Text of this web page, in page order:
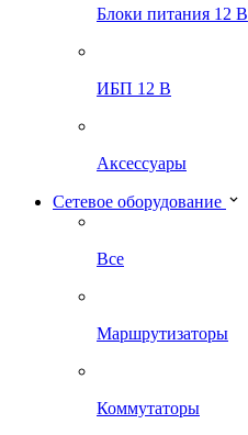
Блоки питания 12 В
ИБП 12 В
Аксессуары
Сетевое оборудование
Все
Маршрутизаторы
Коммутаторы